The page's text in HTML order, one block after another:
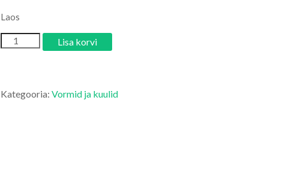
Laos
Lisa korvi
Kategooria: Vormid ja kuulid